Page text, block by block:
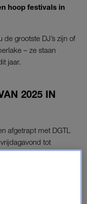
hoop festivals in
grootste DJ’s zijn of
– ze staan
jaar.
2025 IN
afgetrapt met DGTL
tot
dak er hier weer
want het is